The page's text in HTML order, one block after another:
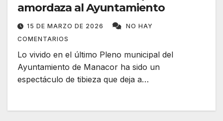
amordaza al Ayuntamiento
15 DE MARZO DE 2026
NO HAY
COMENTARIOS
Lo vivido en el último Pleno municipal del
Ayuntamiento de Manacor ha sido un
espectáculo de tibieza que deja a…